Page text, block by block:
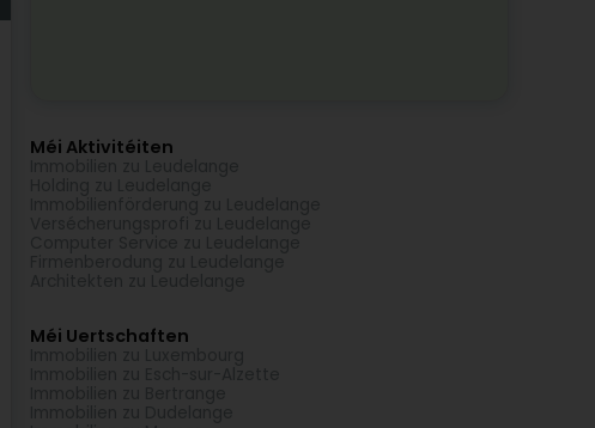
Méi Aktivitéiten
Méi Uertschaften